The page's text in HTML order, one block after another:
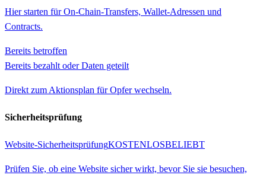
Hier starten für On-Chain-Transfers, Wallet-Adressen und
Contracts.
Bereits betroffen
Bereits bezahlt oder Daten geteilt
Direkt zum Aktionsplan für Opfer wechseln.
Sicherheitsprüfung
Website-SicherheitsprüfungKOSTENLOSBELIEBT
Prüfen Sie, ob eine Website sicher wirkt, bevor Sie sie besuchen,